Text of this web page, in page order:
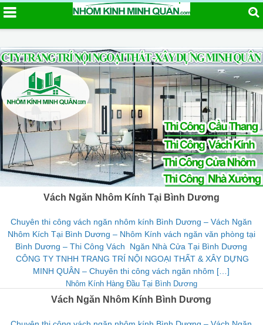
Vách Ngăn Nhôm Kính Tại Bình Dương
Chuyên thi công vách ngăn nhôm kính Bình Dương – Vách Ngăn
Nhôm Kích Tại Bình Dương – Nhôm Kính vách ngăn văn phòng tại
Bình Dương – Thi Công Vách Ngăn Nhà Cửa Tại Bình Dương
CÔNG TY TNHH TRANG TRÍ NỘI NGOẠI THẤT & XÂY DỰNG
MINH QUÂN – Chuyên thi công vách ngăn nhôm […]
Nhôm Kính Hàng Đầu Tại Bình Dương
Vách Ngăn Nhôm Kính Bình Dương